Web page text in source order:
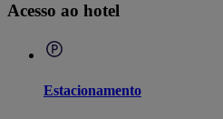
Acesso ao hotel
Estacionamento